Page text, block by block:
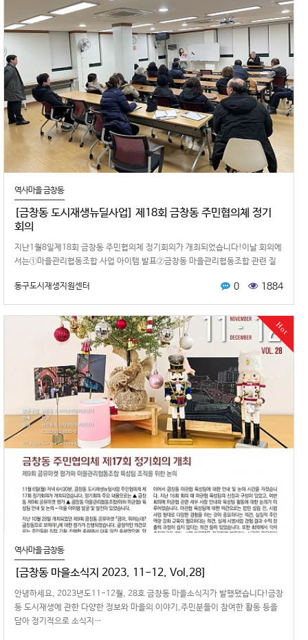
역사마을 금창동
[금창동 도시재생뉴딜사업] 제18회 금창동 주민협의체 정기
회의
지난1월8일제18회 금창동 주민협의체 정기회의가 개최되었습니다!이날 회의에
서는①마을관리협동조합 사업 아이템 발표②금창동 마을관리협동조합 관련 질
동구도시재생지원센터
0 1884
Hot
역사마을 금창동
[금창동 마을소식지 2023. 11-12. Vol.28]
안녕하세요, 2023년도11-12월, 28호 금창동 마을소식지가 발행됐습니다!금창
동 도시재생에 관한 다양한 정보와 마을의 이야기,주민분들이 참여한 활동 등을
담아 정기적으로 소식지…